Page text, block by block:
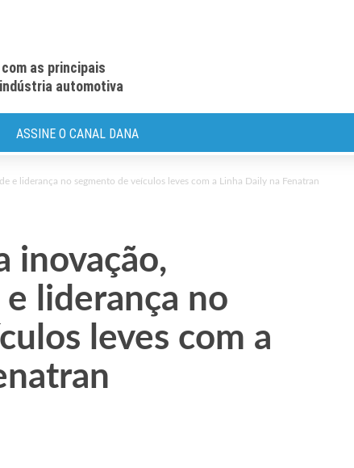
as principais
automotiva
ASSINE O CANAL DANA
e liderança no segmento de veículos leves com a Linha Daily na Fenatran
inovação,
liderança no
leves com a